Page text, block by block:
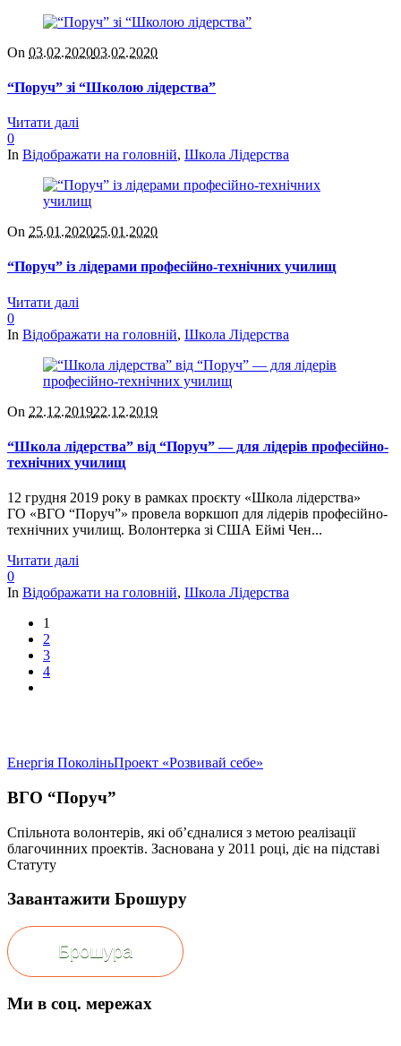
On 03.02.202003.02.2020
“Поруч” зі “Школою лідерства”
Читати далі
0
In Відображати на головній, Школа Лідерства
On 25.01.202025.01.2020
“Поруч” із лідерами професійно-технічних училищ
Читати далі
0
In Відображати на головній, Школа Лідерства
On 22.12.201922.12.2019
“Школа лідерства” від “Поруч” — для лідерів професійно-
технічних училищ
12 грудня 2019 року в рамках проєкту «Школа лідерства»
ГО «ВГО “Поруч”» провела воркшоп для лідерів професійно-
технічних училищ. Волонтерка зі США Еймі Чен...
Читати далі
0
In Відображати на головній, Школа Лідерства
1
2
3
4
Енергія ПоколіньПроект «Розвивай себе»
ВГО “Поруч”
Спільнота волонтерів, які об’єдналися з метою реалізації
благочинних проектів. Заснована у 2011 році, діє на підставі
Статуту
Завантажити Брошуру
Брошура
Ми в соц. мережах